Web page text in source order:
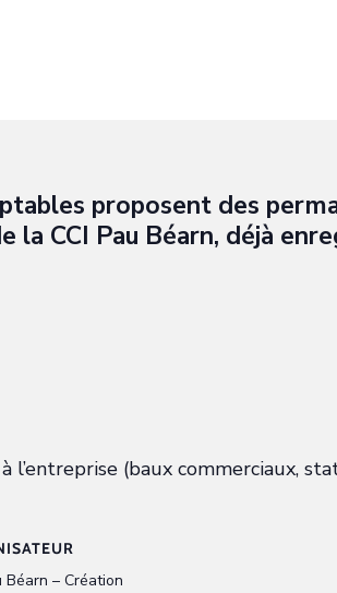
proposent des
CCI Pau Béarn, déjà
(baux commerciaux,
Béarn – Création